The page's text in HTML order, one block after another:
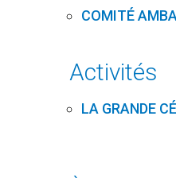
COMITÉ
Activités
LA GRANDE